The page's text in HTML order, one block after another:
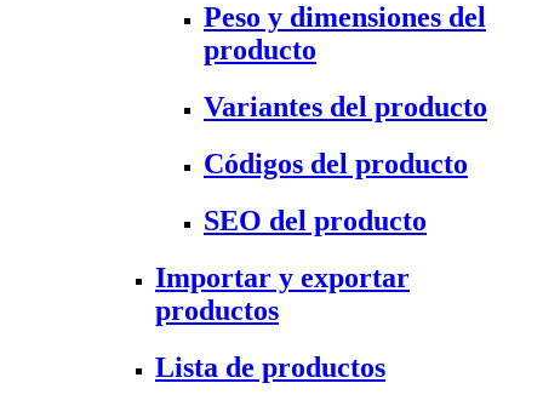
Peso y dimensiones del
producto
Variantes del producto
Códigos del producto
SEO del producto
Importar y exportar
productos
Lista de productos